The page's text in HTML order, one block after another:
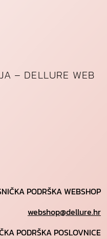
– DELLURE WEB
PODRŠKA WEBSHOP
webshop@dellure.hr
PODRŠKA POSLOVNICE